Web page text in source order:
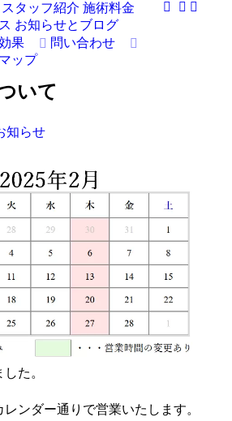
スタッフ紹介 施術料金
お知らせとブログ
果
問い合わせ
ップ
いて
知らせ
た。
ンダー通りで営業いたします。